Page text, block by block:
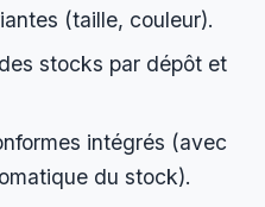
(taille, couleur).
stocks par dépôt et
intégrés (avec
du stock).